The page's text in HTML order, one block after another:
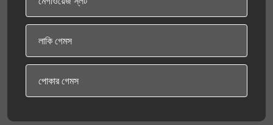
লাকি গেমস
পোকার গেমস